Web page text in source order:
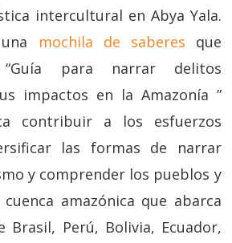
intercultural en Abya Yala.
mochila de saberes que
para narrar delitos
impactos en la Amazonía ”
contribuir a los esfuerzos
las formas de narrar
y comprender los pueblos y
amazónica que abarca
Perú, Bolivia, Ecuador,